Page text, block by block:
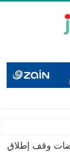
لتوثيق
وقف إطلاق